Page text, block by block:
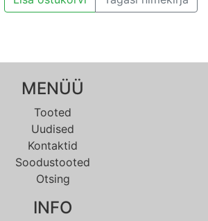
MENÜÜ
Tooted
Uudised
Kontaktid
Soodustooted
Otsing
INFO